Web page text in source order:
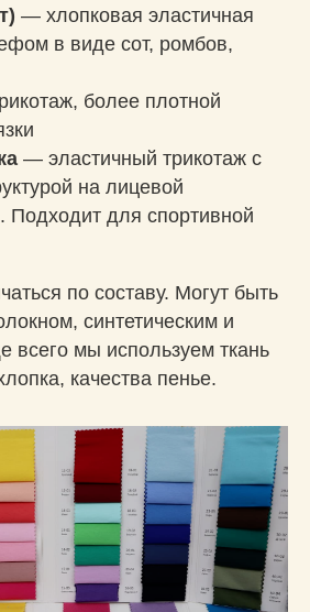
— хлопковая эластичная
в виде сот, ромбов,
более плотной
— эластичный трикотаж с
на лицевой
Подходит для спортивной
по составу. Могут быть
синтетическим и
мы используем ткань
качества пенье.